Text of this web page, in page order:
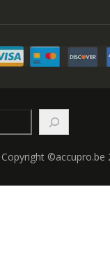
Copyright ©accupro.be